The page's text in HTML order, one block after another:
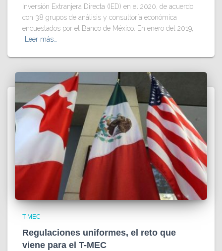
Inversión Extranjera Directa (IED) en el 2020, de acuerdo
con 38 grupos de análisis y consultoría económica
encuestados por el Banco de México. En enero del 2019,
Leer más…
T-MEC
Regulaciones uniformes, el reto que
viene para el T-MEC